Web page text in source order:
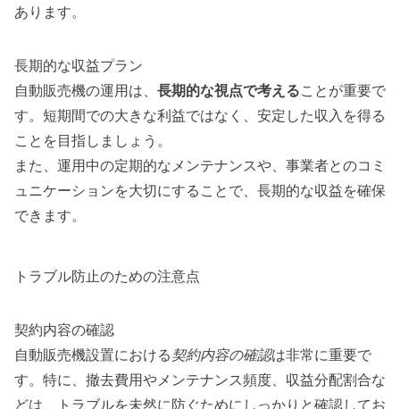
あります。
長期的な収益プラン
自動販売機の運用は、 長期的な視点で考えることが重要で
す。短期間での大きな利益ではなく、安定した収入を得る
ことを目指しましょう。
また、運用中の定期的なメンテナンスや、事業者とのコミ
ュニケーションを大切にすることで、長期的な収益を確保
できます。
トラブル防止のための注意点
契約内容の確認
自動販売機設置における契約内容の確認は非常に重要で
す。特に、撤去費用やメンテナンス頻度、収益分配割合な
どは、トラブルを未然に防ぐためにしっかりと確認してお